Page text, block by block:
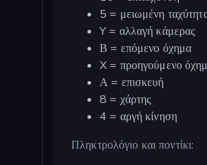
5 = μειωμένη
Y = αλλαγή κάμερας
Β = επόμενο όχημα
X = προηγούμενο
Α = επισκευή
8 = χάρτης
4 = αργή κίνηση
Πληκτρολόγιο και ποντίκι: